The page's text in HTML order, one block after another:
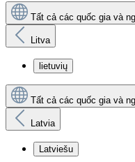
Tất cả các quốc gia và
Litva
lietuvių
Tất cả các quốc gia và
Latvia
Latviešu